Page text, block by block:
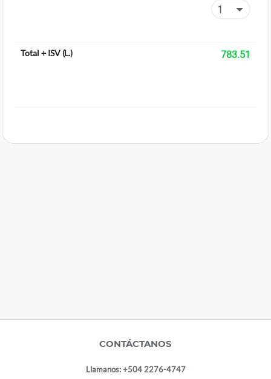
Total + ISV(L.) 783.51
CONTÁCTANOS
Llamanos:+504 2276-4747